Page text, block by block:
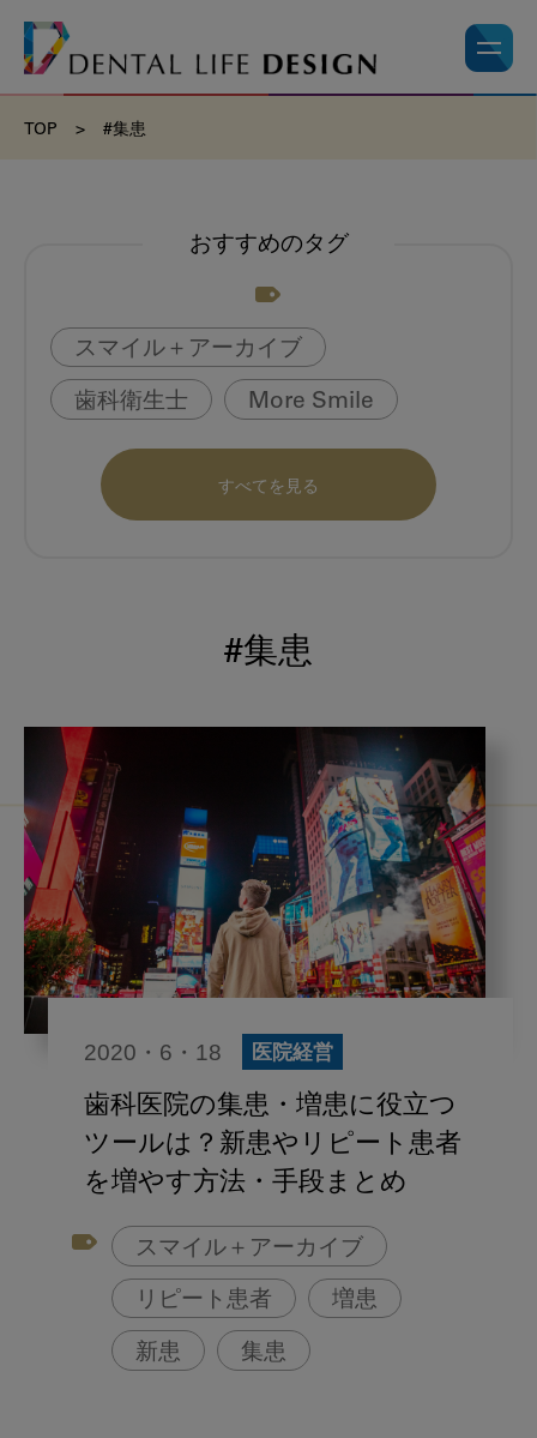
TOP > #集患
おすすめのタグ
スマイル＋アーカイブ
歯科衛生士 More Smile
お悩み相談室 動画 書籍
book
咬合の変化
口腔機能発達不全症
いちき歯科 スウェーデン
歯周病 鼻うがい
内科 歯科 内科医師
歯科医院経営 感染予防
いま○○が知りたい 歯科助手
コンポジットレジン
すべてを見る
#集患
2020・6・18 医院経営
歯科医院の集患・増患に役立つ
ツールは？新患やリピート患者
を増やす方法・手段まとめ
スマイル＋アーカイブ
リピート患者 増患
新患 集患